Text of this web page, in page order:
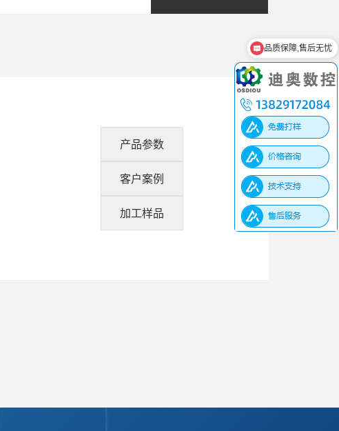
产品参数
客户案例
加工样品
品质保障,售后无忧